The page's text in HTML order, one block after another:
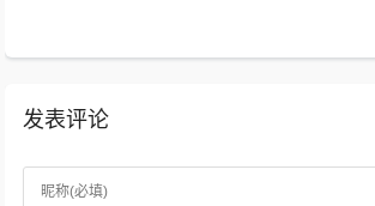
发表评论